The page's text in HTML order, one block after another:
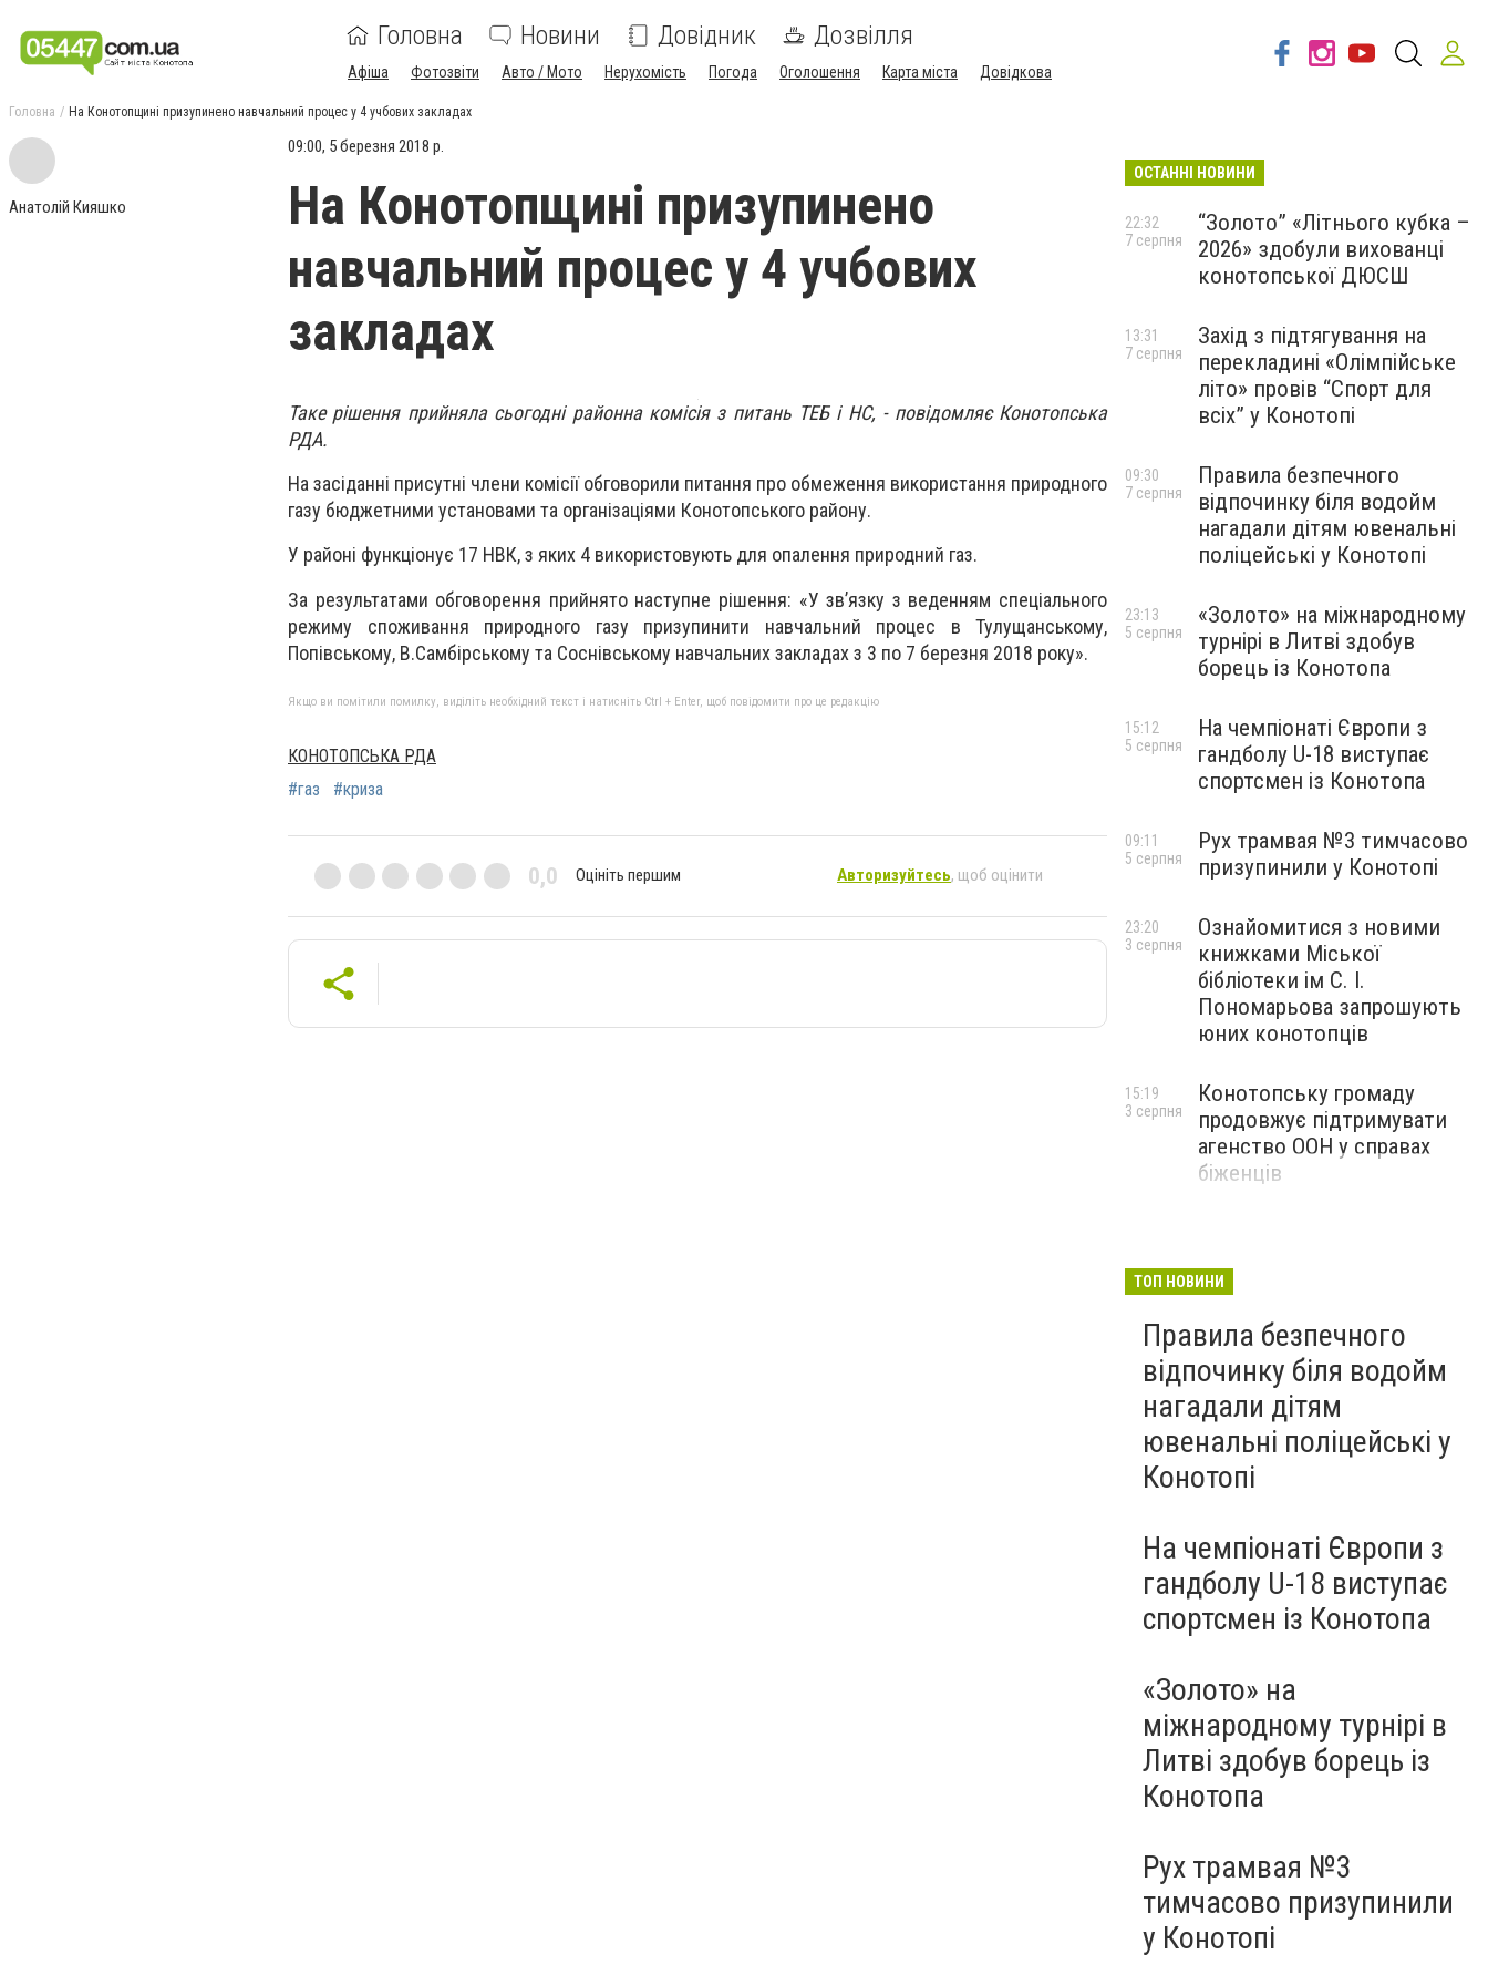
Головна Новини Довідник Дозвілля
Афіша Фотозвіти Авто / Мото Нерухомість Погода Оголошення Карта міста Довідкова
Головна На Конотопщині призупинено навчальний процес у 4 учбових закладах
Анатолій Кияшко
09:00, 5 березня 2018 р.
На Конотопщині призупинено
навчальний процес у 4 учбових
закладах
Таке рішення прийняла сьогодні районна комісія з питань ТЕБ і НС, - повідомляє Конотопська
РДА.
На засіданні присутні члени комісії обговорили питання про обмеження використання природного
газу бюджетними установами та організаціями Конотопського району.
У районі функціонує 17 НВК, з яких 4 використовують для опалення природний газ.
За результатами обговорення прийнято наступне рішення: «У зв’язку з веденням спеціального
режиму споживання природного газу призупинити навчальний процес в Тулущанському,
Попівському, В.Самбірському та Соснівському навчальних закладах з 3 по 7 березня 2018 року».
Якщо ви помітили помилку, виділіть необхідний текст і натисніть Ctrl + Enter, щоб повідомити про це редакцію
КОНОТОПСЬКА РДА
#газ
#криза
0,0 Оцініть першим Авторизуйтесь, щоб оцінити
ОСТАННІ НОВИНИ
“Золото” «Літнього кубка –
2026» здобули вихованці
конотопської ДЮСШ
22:32
7 серпня
Захід з підтягування на
перекладині «Олімпійське
літо» провів “Спорт для
всіх” у Конотопі
13:31
7 серпня
Правила безпечного
відпочинку біля водойм
нагадали дітям ювенальні
поліцейські у Конотопі
09:30
7 серпня
«Золото» на міжнародному
турнірі в Литві здобув
борець із Конотопа
23:13
5 серпня
На чемпіонаті Європи з
гандболу U-18 виступає
спортсмен із Конотопа
15:12
5 серпня
Рух трамвая №3 тимчасово
призупинили у Конотопі
09:11
5 серпня
Ознайомитися з новими
книжками Міської
бібліотеки ім С. І.
Пономарьова запрошують
юних конотопців
23:20
3 серпня
Конотопську громаду
продовжує підтримувати
агенство ООН у справах
біженців
15:19
3 серпня
ТОП НОВИНИ
Правила безпечного
відпочинку біля водойм
нагадали дітям
ювенальні поліцейські у
Конотопі
На чемпіонаті Європи з
гандболу U-18 виступає
спортсмен із Конотопа
«Золото» на
міжнародному турнірі в
Литві здобув борець із
Конотопа
Рух трамвая №3
тимчасово призупинили
у Конотопі